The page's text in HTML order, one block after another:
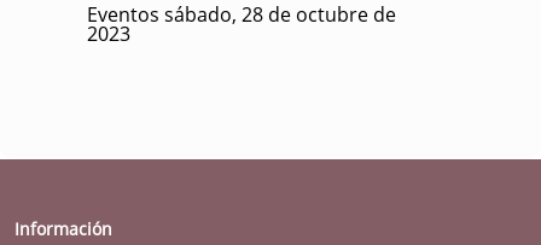
Eventos sábado, 28 de octubre de
2023
Información